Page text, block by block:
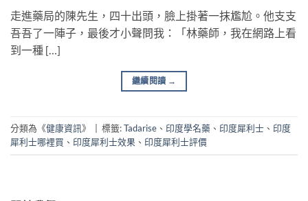
走進藥局的陳先生，四十出頭，臉上掛著一抹尷尬。他支支
吾吾了一陣子，最後才小聲問我：「林藥師，我在網路上看
到一種 […]
繼續閱讀 →
分類為《健康資訊》 標籤:Tadarise 、 印度學名藥 、 印度犀利士 、 印度
犀利士哪裡買 、 印度犀利士效果 、 印度犀利士評價